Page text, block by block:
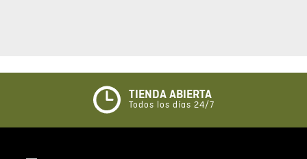
Califique el producto de 1 a 5 estrellas
★☆ ☆
Su nombre
TIENDA ABIERTA
Todos los días 24/7